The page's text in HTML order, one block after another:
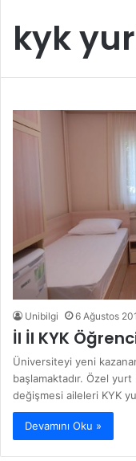
kyk
Unibilgi 6 Ağustos
İl İl KYK
Üniversiteyi yeni
başlamaktadır. Özel
değişmesi aileleri KYK
Devamını Oku »